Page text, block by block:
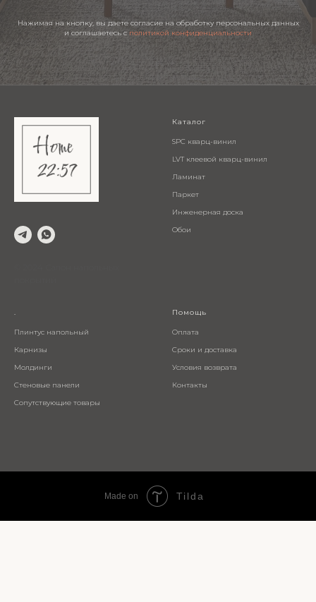
Нажимая на кнопку, вы даете согласие на обработку персональных данных
и соглашаетесь c политикой конфиденциальности
Каталог
SPC кварц-винил
LVT клеевой кварц-винил
Ламинат
Паркет
Инженерная доска
Обои
.
Плинтус напольный
Карнизы
Молдинги
Стеновые панели
Сопутствующие товары
Помощь
Оплата
Сроки и доставка
Условия возврата
Контакты
Made on Tilda